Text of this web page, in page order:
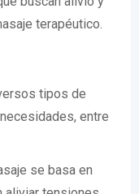
terapéutico.
tipos de
entre
se basa en